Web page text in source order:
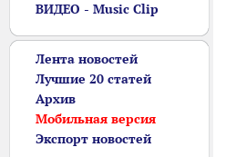
ВИДЕО - Music Clip
Лента новостей
Лучшие 20 статей
Архив
Мобильная версия
Экспорт новостей